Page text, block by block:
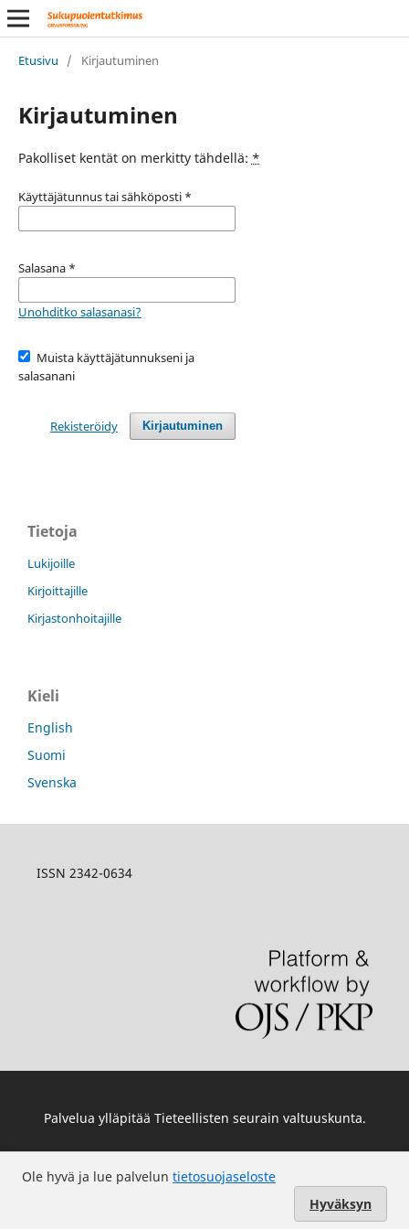
Etusivu / Kirjautuminen
Kirjautuminen
Pakolliset kentät on merkitty tähdellä: *
Käyttäjätunnus tai sähköposti *
Salasana *
Unohditko salasanasi?
Muista käyttäjätunnukseni ja
salasanani
Kirjautuminen
Rekisteröidy
Tietoja
Lukijoille
Kirjoittajille
Kirjastonhoitajille
Kieli
English
Suomi
Svenska
ISSN 2342-0634
Ole hyvä ja lue palvelun tietosuojaseloste
Hyväksyn
Palvelua ylläpitää Tieteellisten seurain valtuuskunta.